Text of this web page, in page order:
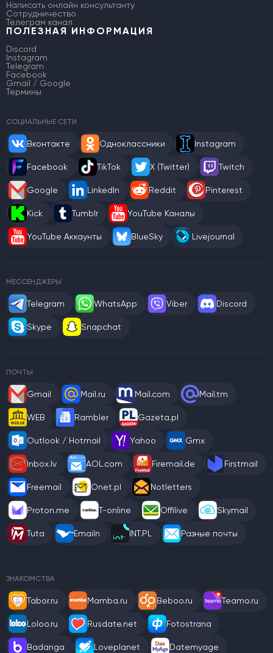
Написать онлайн консультанту
Сотрудничество
Телеграм канал
ПОЛЕЗНАЯ ИНФОРМАЦИЯ
Discord
Instagram
Telegram
Facebook
Gmail / Google
Термины
СОЦИАЛЬНЫЕ СЕТИ
Вконтакте Одноклассники Instagram
Facebook TikTok X (Twitter) Twitch
Google LinkedIn Reddit Pinterest
Kick Tumblr YouTube Каналы
YouTube Аккаунты BlueSky Livejournal
МЕССЕНДЖЕРЫ
Telegram WhatsApp Viber Discord
Skype Snapchat
ПОЧТЫ
Gmail Mail.ru Mail.com Mail.tm
WEB Rambler Gazeta.pl
Outlook / Hotmail Yahoo Gmx
Inbox.lv AOL.com Firemail.de Firstmail
Freemail Onet.pl Notletters
Proton.me T-online Offilive Skymail
Tuta Emailn INT.PL Разные почты
ЗНАКОМСТВА
Tabor.ru Mamba.ru Beboo.ru Teamo.ru
Loloo.ru Rusdate.net Fotostrana
Badanga Loveplanet Datemyage